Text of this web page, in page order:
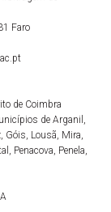
Faro
de Coimbra
de Arganil,
Góis, Lousã, Mira,
Penacova, Penela,